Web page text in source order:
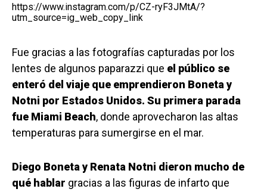
https://www.instagram.com/p/CZ-ryF3JMtA/?
utm_source=ig_web_copy_link
Fue gracias a las fotografías capturadas por los
lentes de algunos paparazzi que el público se
enteró del viaje que emprendieron Boneta y
Notni por Estados Unidos. Su primera parada
fue Miami Beach, donde aprovecharon las altas
temperaturas para sumergirse en el mar.
Diego Boneta y Renata Notni dieron mucho de
qué hablar gracias a las figuras de infarto que